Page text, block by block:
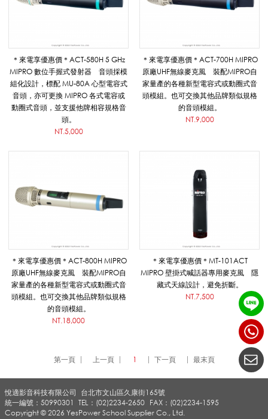
擴
音
系
列
|
悅
影
＊來電享優惠價＊ACT-580H 5 GHz
MIPRO 數位手握式發射器 音頭採模
組化設計，標配 MU-80A 心型電容式
音頭，亦可更換 MIPRO 各式電容或
動圈式音頭，並支援他牌相容規格音
頭。
NT.5,000
＊來電享優惠價＊ACT-700H MIPRO
原廠UHF無線麥克風 裝配MIPRO自
家量產的各種新型電容式或動圈式音
頭模組。也可交換其他品牌類似規格
的音頭模組。
NT.9,000
＊來電享優惠價＊ACT-800H MIPRO
原廠UHF無線麥克風 裝配MIPRO自
家量產的各種新型電容式或動圈式音
頭模組。也可交換其他品牌類似規格
的音頭模組。
NT.18,000
＊來電享優惠價＊MT-101ACT
MIPRO 壁掛式喊話器專用麥克風 隱
藏式天線設計，避免折斷。
NT.7,500
第一頁 上一頁 1 下一頁 最末頁
悅適影音科技有限公司
TEL：(02)2234-2650 FAX：(02)2234-1595
台北市文山區久康街165號
統一編號：50990301
Copyright © 2026 YesPower School Supplier Co., Ltd.